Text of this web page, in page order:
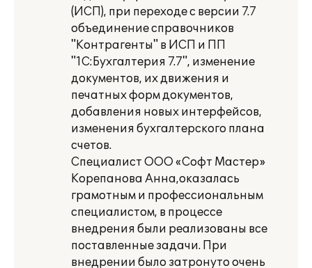
(ИСП), при переходе с версии 7.7
объединение справочников
"Контрагенты" в ИСП и ПП
"1С:Бухгалтерия 7.7", изменение
документов, их движения и
печатных форм документов,
добавления новых интерфейсов,
изменения бухгалтерского плана
счетов.
Специалист ООО «Софт Мастер»
Корепанова Анна,оказалась
грамотным и профессиональным
специалистом, в процессе
внедрения были реализованы все
поставленные задачи. При
внедрении было затронуто очень